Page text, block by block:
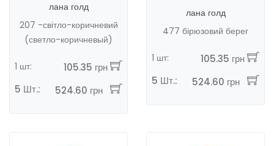
лана голд
207 -світло-коричневий
(светло-коричневый)
1 шт:
105.35 грн
5 Шт.:
524.60 грн
лана голд
477 бірюзовий берег
1 шт:
105.35 грн
5 Шт.:
524.60 грн